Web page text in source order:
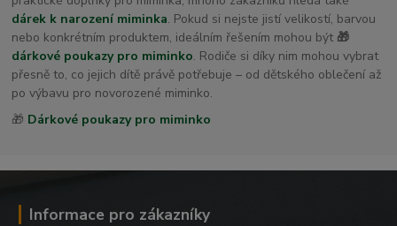
dárek k narození miminka. Pokud si nejste jistí velikostí, barvou
nebo konkrétním produktem, ideálním řešením mohou být 🎁
dárkové poukazy pro miminko. Rodiče si díky nim mohou vybrat
přesně to, co jejich dítě právě potřebuje – od dětského oblečení až
po výbavu pro novorozené miminko.
🎁 Dárkové poukazy pro miminko
Informace pro zákazníky